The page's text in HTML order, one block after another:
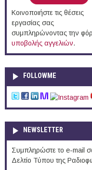
Κοινοποιήστε τις θέσεις
εργασίας σας
συμπληρώνοντας την
υποβολής αγγελιών.
FOLLOWME
NEWSLETTER
Συμπληρώστε το e-mail
Δελτίο Τύπου της